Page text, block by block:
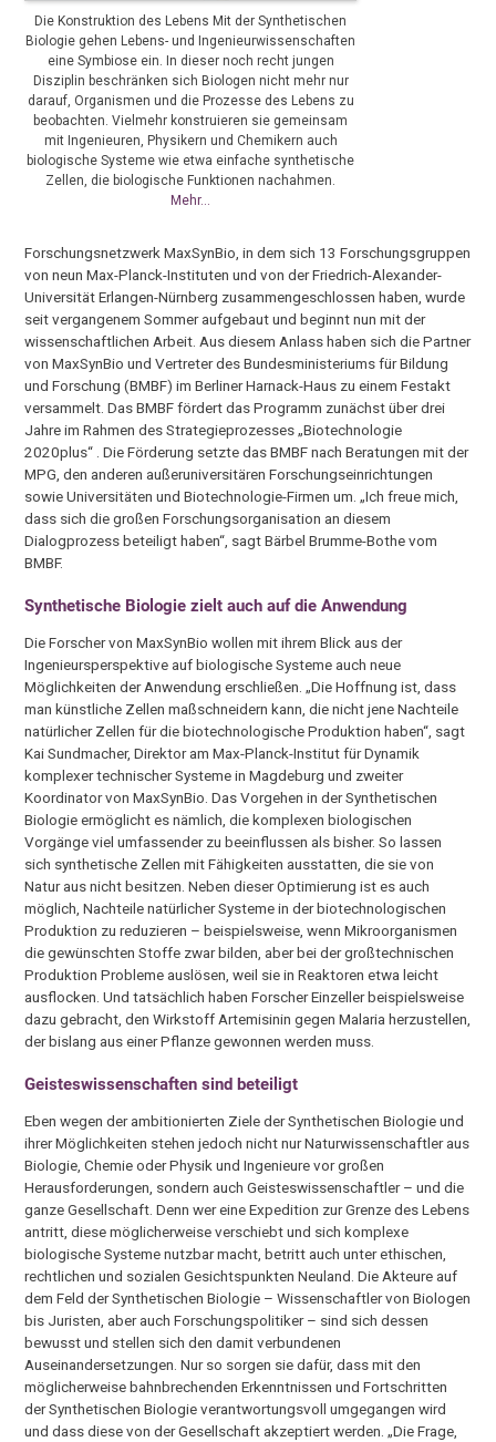
Die Konstruktion des Lebens Mit der Synthetischen
Biologie gehen Lebens- und Ingenieurwissenschaften
eine Symbiose ein. In dieser noch recht jungen
Disziplin beschränken sich Biologen nicht mehr nur
darauf, Organismen und die Prozesse des Lebens zu
beobachten. Vielmehr konstruieren sie gemeinsam
mit Ingenieuren, Physikern und Chemikern auch
biologische Systeme wie etwa einfache synthetische
Zellen, die biologische Funktionen nachahmen.
Mehr…
Forschungsnetzwerk MaxSynBio, in dem sich 13 Forschungsgruppen
von neun Max-Planck-Instituten und von der Friedrich-Alexander-
Universität Erlangen-Nürnberg zusammengeschlossen haben, wurde
seit vergangenem Sommer aufgebaut und beginnt nun mit der
wissenschaftlichen Arbeit. Aus diesem Anlass haben sich die Partner
von MaxSynBio und Vertreter des Bundesministeriums für Bildung
und Forschung (BMBF) im Berliner Harnack-Haus zu einem Festakt
versammelt. Das BMBF fördert das Programm zunächst über drei
Jahre im Rahmen des Strategieprozesses „Biotechnologie
2020plus“ . Die Förderung setzte das BMBF nach Beratungen mit der
MPG, den anderen außeruniversitären Forschungseinrichtungen
sowie Universitäten und Biotechnologie-Firmen um. „Ich freue mich,
dass sich die großen Forschungsorganisation an diesem
Dialogprozess beteiligt haben“, sagt Bärbel Brumme-Bothe vom
BMBF.
Synthetische Biologie zielt auch auf die Anwendung
Die Forscher von MaxSynBio wollen mit ihrem Blick aus der
Ingenieursperspektive auf biologische Systeme auch neue
Möglichkeiten der Anwendung erschließen. „Die Hoffnung ist, dass
man künstliche Zellen maßschneidern kann, die nicht jene Nachteile
natürlicher Zellen für die biotechnologische Produktion haben“, sagt
Kai Sundmacher, Direktor am Max-Planck-Institut für Dynamik
komplexer technischer Systeme in Magdeburg und zweiter
Koordinator von MaxSynBio. Das Vorgehen in der Synthetischen
Biologie ermöglicht es nämlich, die komplexen biologischen
Vorgänge viel umfassender zu beeinflussen als bisher. So lassen
sich synthetische Zellen mit Fähigkeiten ausstatten, die sie von
Natur aus nicht besitzen. Neben dieser Optimierung ist es auch
möglich, Nachteile natürlicher Systeme in der biotechnologischen
Produktion zu reduzieren – beispielsweise, wenn Mikroorganismen
die gewünschten Stoffe zwar bilden, aber bei der großtechnischen
Produktion Probleme auslösen, weil sie in Reaktoren etwa leicht
ausflocken. Und tatsächlich haben Forscher Einzeller beispielsweise
dazu gebracht, den Wirkstoff Artemisinin gegen Malaria herzustellen,
der bislang aus einer Pflanze gewonnen werden muss.
Geisteswissenschaften sind beteiligt
Eben wegen der ambitionierten Ziele der Synthetischen Biologie und
ihrer Möglichkeiten stehen jedoch nicht nur Naturwissenschaftler aus
Biologie, Chemie oder Physik und Ingenieure vor großen
Herausforderungen, sondern auch Geisteswissenschaftler – und die
ganze Gesellschaft. Denn wer eine Expedition zur Grenze des Lebens
antritt, diese möglicherweise verschiebt und sich komplexe
biologische Systeme nutzbar macht, betritt auch unter ethischen,
rechtlichen und sozialen Gesichtspunkten Neuland. Die Akteure auf
dem Feld der Synthetischen Biologie – Wissenschaftler von Biologen
bis Juristen, aber auch Forschungspolitiker – sind sich dessen
bewusst und stellen sich den damit verbundenen
Auseinandersetzungen. Nur so sorgen sie dafür, dass mit den
möglicherweise bahnbrechenden Erkenntnissen und Fortschritten
der Synthetischen Biologie verantwortungsvoll umgegangen wird
und dass diese von der Gesellschaft akzeptiert werden. „Die Frage,